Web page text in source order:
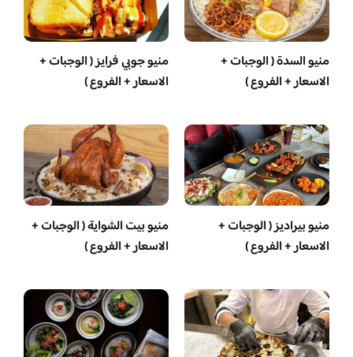
منيو السدة ( الوجبات +
الاسعار + الفروع )
منيو جوبي فرايز ( الوجبات +
الاسعار + الفروع )
منيو بيراديز ( الوجبات +
الاسعار + الفروع )
منيو بيت الشواية ( الوجبات +
الاسعار + الفروع )